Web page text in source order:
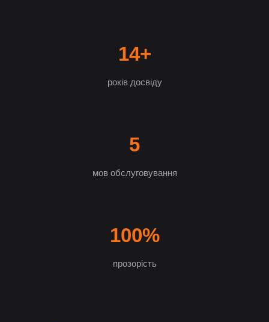
14+
років досвіду
5
мов обслуговування
100%
прозорість